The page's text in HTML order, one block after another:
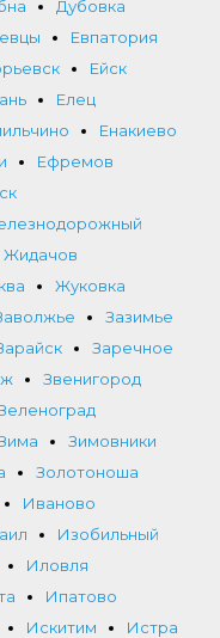
Дубовка
Евпатория
Ейск
Елец
Енакиево
Ефремов
Жидачов
Жуковка
Зазимье
Заречное
Звенигород
Зимовники
Золотоноша
Иваново
Изобильный
Иловля
Ипатово
Искитим
Истра